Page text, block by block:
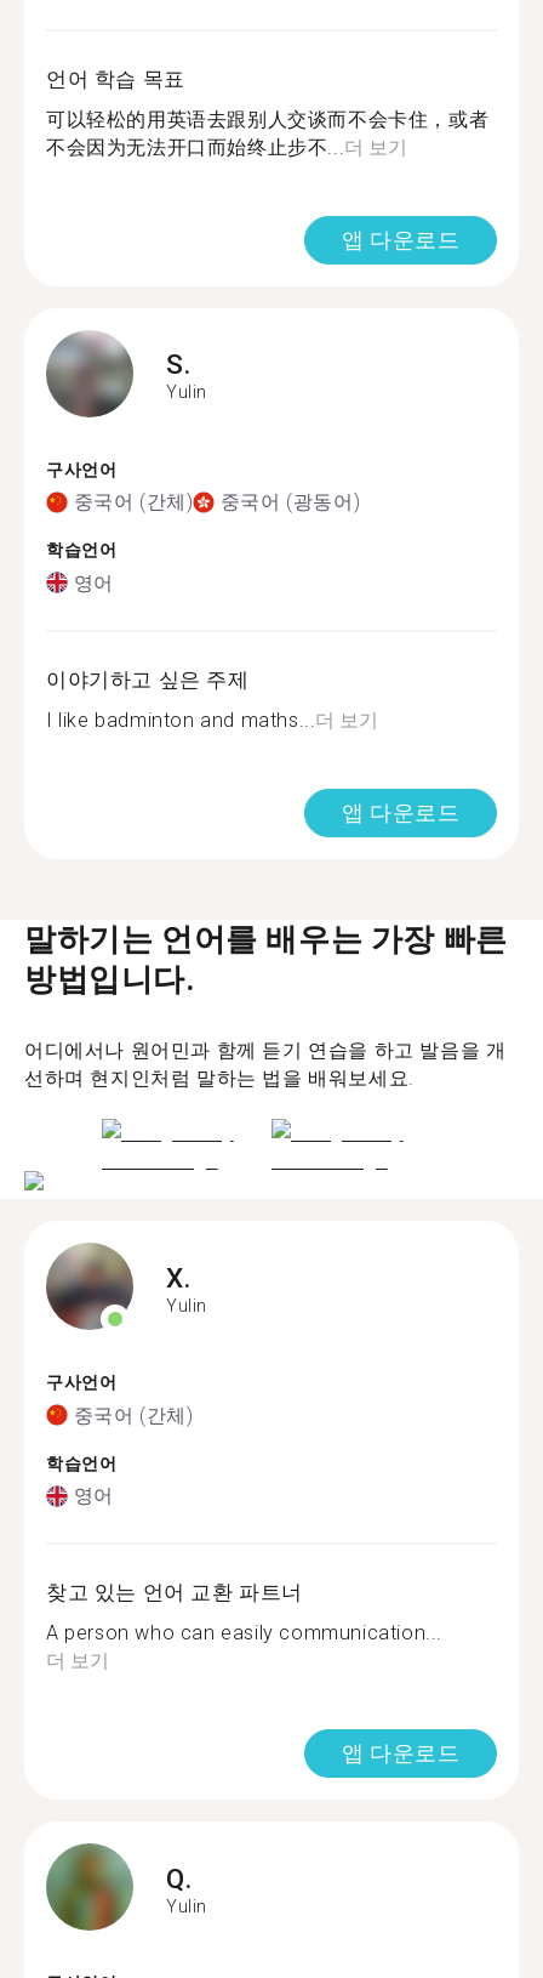
언어 학습 목표
可以轻松的用英语去跟别人交谈而不会卡住，或者
不会因为无法开口而始终止步不... 더 보기
앱 다운로드
S.
Yulin
구사언어
중국어 (간체) 중국어 (광동어)
학습언어
영어
이야기하고 싶은 주제
I like badminton and maths... 더 보기
앱 다운로드
말하기는 언어를 배우는 가장 빠른
방법입니다.
어디에서나 원어민과 함께 듣기 연습을 하고 발음을 개
선하며 현지인처럼 말하는 법을 배워보세요.
X.
Yulin
구사언어
중국어 (간체)
학습언어
영어
찾고 있는 언어 교환 파트너
A person who can easily communication...
더 보기
앱 다운로드
Q.
Yulin